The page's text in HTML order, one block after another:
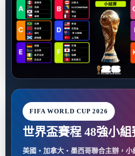
FIFA WORLD CUP 2026
世界盃賽程 48強小組
美國・加拿大・墨西哥聯合主辦，小